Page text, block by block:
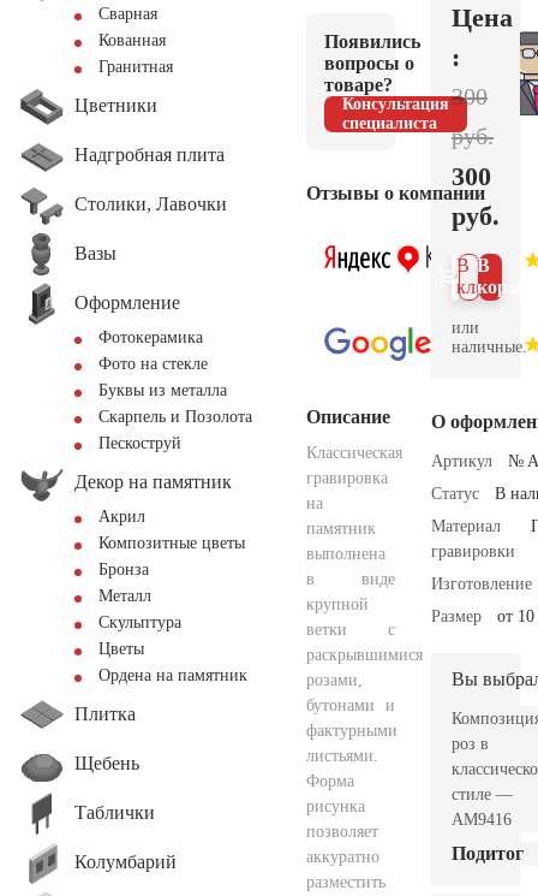
Сварная
Кованная
Гранитная
Цветники
Надгробная плита
Столики, Лавочки
Вазы
Оформление
Фотокерамика
Фото на стекле
Буквы из металла
Скарпель и Позолота
Пескоструй
Декор на памятник
Акрил
Композитные цветы
Бронза
Металл
Скульптура
Цветы
Ордена на памятник
Плитка
Щебень
Таблички
Колумбарий
Появились
вопросы о
товаре?
Консультация
специалиста
Отзывы о компании
Описание
Классическая
гравировка
на
памятник
выполнена
в виде
крупной
ветки с
раскрывшимися
розами,
бутонами и
фактурными
листьями.
Форма
рисунка
позволяет
аккуратно
разместить
Цена
:
300
руб.
300
руб.
В
В 1
клик
или
наличные.
О
Артикул
№
Статус
В
Материал
гравировки
Изготовление
Размер
от
Вы
роз в
стиле —
AM9416
Подитог